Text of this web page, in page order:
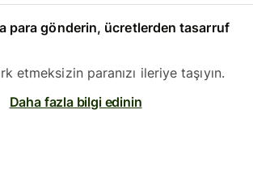
para gönderin, ücretlerden tasarruf
etmeksizin paranızı ileriye taşıyın.
Daha fazla bilgi edinin